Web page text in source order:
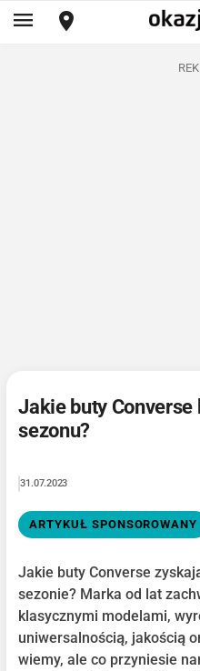
Jakie buty
sezonu?
31.07.2023
ARTYKUŁ SPONSOROWANY
Jakie buty Converse
sezonie? Marka od lat
klasycznymi modelami,
uniwersalnością, jakością
wiemy, ale co przyniesie